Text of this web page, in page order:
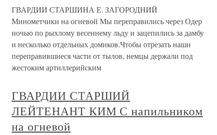
ГВАРДИИ СТАРШИНА Е. ЗАГОРОДНИЙ
Минометчики на огневой Мы переправились через Одер
ночью по рыхлому весеннему льду и зацепились за дамбу
и несколько отдельных домиков.Чтобы отрезать наши
переправившиеся части от тылов, немцы держали под
жестоким артиллерийским
ГВАРДИИ СТАРШИЙ
ЛЕЙТЕНАНТ КИМ С напильником
на огневой